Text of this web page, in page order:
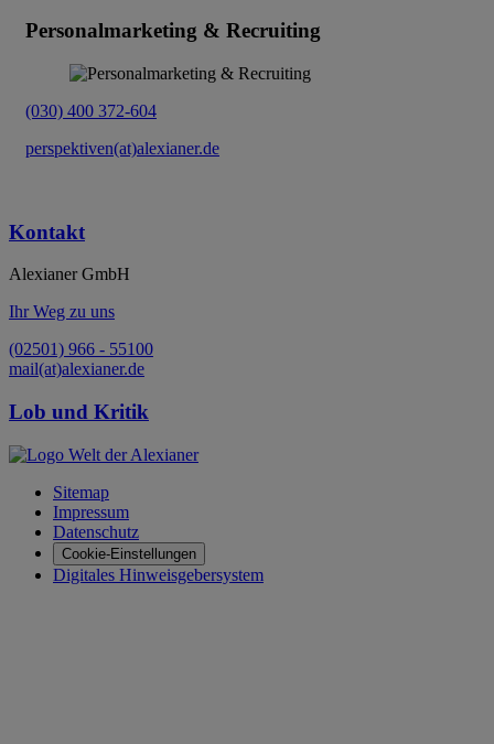
Personalmarketing & Recruiting
(030) 400 372-604
perspektiven(at)alexianer.de
Kontakt
Alexianer GmbH
Ihr Weg zu uns
(02501) 966 - 55100
mail(at)alexianer.de
Lob und Kritik
Sitemap
Impressum
Datenschutz
Cookie-Einstellungen
Digitales Hinweisgebersystem